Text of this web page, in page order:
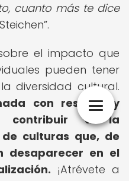
cuanto más te dice
.
el impacto que
pueden tener
diversidad cultural.
con respeto y
contribuir a la
culturas que, de
desaparecer en el
¡Atrévete a